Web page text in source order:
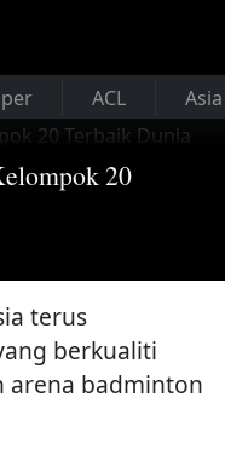
ACL
20
terus
berkualiti
arena badminton